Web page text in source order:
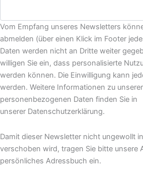
Vom Empfang unseres Newsletters
abmelden (über einen Klick im Footer
Daten werden nicht an Dritte weiter
willigen Sie ein, dass personalisierte
werden können. Die Einwilligung kann
werden. Weitere Informationen zu
personenbezogenen Daten finden Sie in
unserer Datenschutzerklärung.
Damit dieser Newsletter nicht ungewollt
verschoben wird, tragen Sie bitte unsere
persönliches Adressbuch ein.